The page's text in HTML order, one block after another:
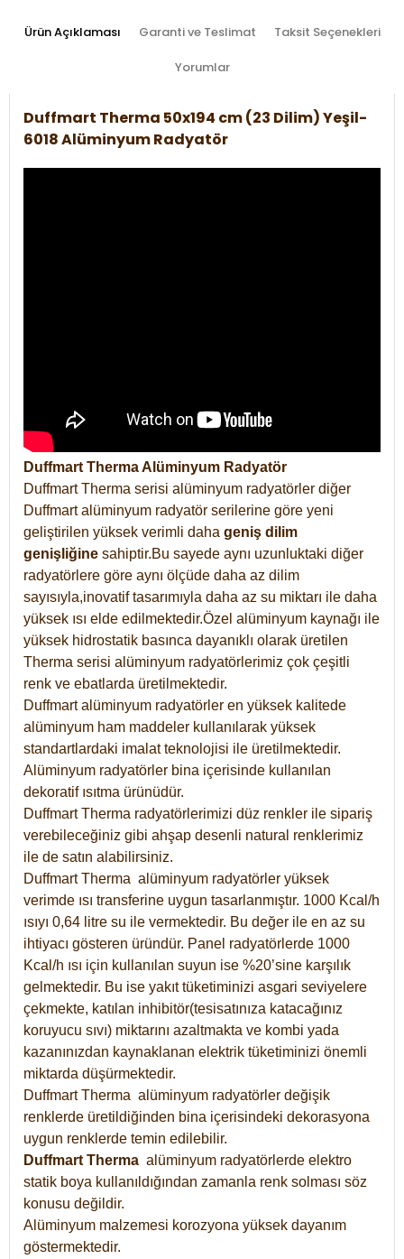
Ürün Açıklaması Garanti ve Teslimat Taksit Seçenekleri
Yorumlar
Duffmart Therma 50x194 cm (23 Dilim) Yeşil-
6018 Alüminyum Radyatör
Duffmart Therma Alüminyum Radyatör
Duffmart Therma serisi alüminyum radyatörler diğer
Duffmart alüminyum radyatör serilerine göre yeni
geliştirilen yüksek verimli daha geniş dilim
genişliğine sahiptir.Bu sayede aynı uzunluktaki diğer
radyatörlere göre aynı ölçüde daha az dilim
sayısıyla,inovatif tasarımıyla daha az su miktarı ile daha
yüksek ısı elde edilmektedir.Özel alüminyum kaynağı ile
yüksek hidrostatik basınca dayanıklı olarak üretilen
Therma serisi alüminyum radyatörlerimiz çok çeşitli
renk ve ebatlarda üretilmektedir.
Duffmart alüminyum radyatörler en yüksek kalitede
alüminyum ham maddeler kullanılarak yüksek
standartlardaki imalat teknolojisi ile üretilmektedir.
Alüminyum radyatörler bina içerisinde kullanılan
dekoratif ısıtma ürünüdür.
Duffmart Therma radyatörlerimizi düz renkler ile sipariş
verebileceğiniz gibi ahşap desenli natural renklerimiz
ile de satın alabilirsiniz.
Duffmart Therma alüminyum radyatörler yüksek
verimde ısı transferine uygun tasarlanmıştır. 1000 Kcal/h
ısıyı 0,64 litre su ile vermektedir. Bu değer ile en az su
ihtiyacı gösteren üründür. Panel radyatörlerde 1000
Kcal/h ısı için kullanılan suyun ise %20’sine karşılık
gelmektedir. Bu ise yakıt tüketiminizi asgari seviyelere
çekmekte, katılan inhibitör(tesisatınıza katacağınız
koruyucu sıvı) miktarını azaltmakta ve kombi yada
kazanınızdan kaynaklanan elektrik tüketiminizi önemli
miktarda düşürmektedir.
Duffmart Therma alüminyum radyatörler değişik
renklerde üretildiğinden bina içerisindeki dekorasyona
uygun renklerde temin edilebilir.
Duffmart Therma alüminyum radyatörlerde elektro
statik boya kullanıldığından zamanla renk solması söz
konusu değildir.
Alüminyum malzemesi korozyona yüksek dayanım
göstermektedir.